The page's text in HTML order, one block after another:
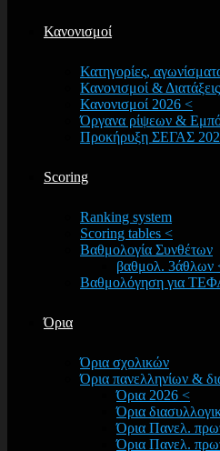
Κανονισμοί
Κατηγορίες,
Κανονισμοί & Διατάξεις
Κανονισμοί 2026 <
Όργανα ρίψεων &
Προκήρυξη ΣΕΓΑΣ
Scoring
Ranking system
Scoring tables <
Βαθμολογία Συνθέτων
βαθμολ. 3άθλων
Βαθμολόγηση για
Όρια
Όρια σχολικών
Όρια πανελληνίων &
Όρια 2026 <
Όρια
Όρια Πανελ.
Όρια Πανελ.